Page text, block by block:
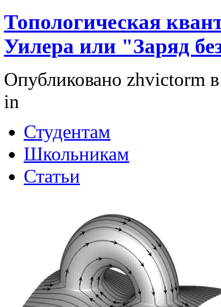
Топологическая
Уилера или "Заряд
Опубликовано zhvictorm
in
Студентам
Школьникам
Статьи